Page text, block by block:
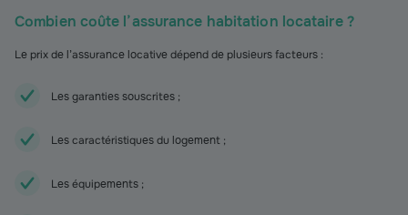
Combien coûte l’assurance habitation locataire ?
Le prix de l’assurance locative dépend de plusieurs facteurs :
Les garanties souscrites ;
Les caractéristiques du logement ;
Les équipements ;